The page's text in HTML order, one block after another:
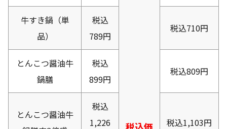
牛すき鍋（単
品）
税込
789円
税込710円
とんこつ醤油牛
鍋膳
税込
899円
税込809円
とんこつ醤油牛
税込
1,226
税込1,103円